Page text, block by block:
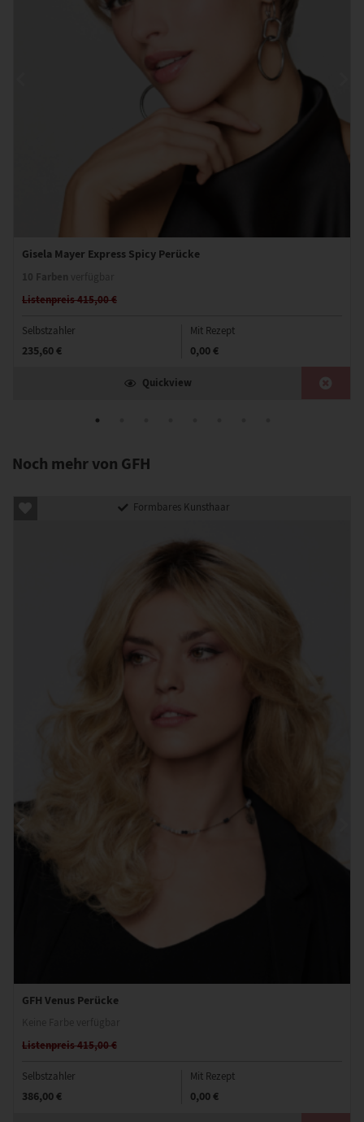
Gisela Mayer Express Spicy Perücke
Listenpreis 415,00 €
Selbstzahler
235,60 €
Mit Rezept
0,00 €
Quickview
Noch mehr von GFH
Formbares Kunsthaar
GFH Venus Perücke
Listenpreis 415,00 €
Selbstzahler
386,00 €
Mit Rezept
0,00 €